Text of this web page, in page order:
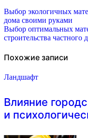
Навигация
по
записям
Выбор экологичных
дома своими руками
Выбор оптимальных
строительства частного
Похожие записи
Ландшафт
Влияние
и